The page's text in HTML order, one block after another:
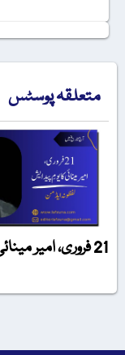
متعلقہ پوسٹس
21 فروری، امیر مینائی کا یومِ پیدایش